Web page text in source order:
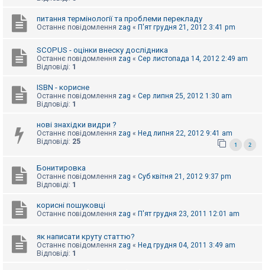
к
и
Д
п
м
г
питання термінології та проблеми перекладу
Останнє повідомлення zag « П'ят грудня 21, 2012 3:41 pm
SCOPUS - оцінки внеску дослідника
Останнє повідомлення zag « Сер листопада 14, 2012 2:49 am
Відповіді: 1
ISBN - корисне
Останнє повідомлення zag « Сер липня 25, 2012 1:30 am
Відповіді: 1
нові знахідки видри ?
Останнє повідомлення zag « Нед липня 22, 2012 9:41 am
Відповіді: 25 1 2
Бонитировка
Останнє повідомлення zag « Суб квітня 21, 2012 9:37 pm
Відповіді: 1
корисні пошуковці
Останнє повідомлення zag « П'ят грудня 23, 2011 12:01 am
як написати круту статтю?
Останнє повідомлення zag « Нед грудня 04, 2011 3:49 am
Відповіді: 1